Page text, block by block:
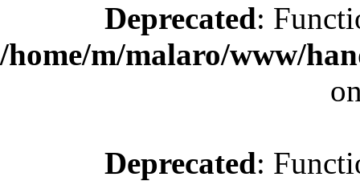
Deprecated:
/home/m/malaro/www/
Deprecated: